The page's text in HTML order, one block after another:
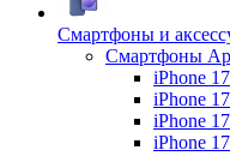
Смартфоны и
Смартфоны
iPhone
iPhone
iPhone 17
iPhone